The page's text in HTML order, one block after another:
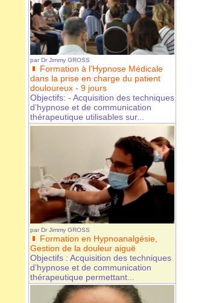
par Dr Jimmy GROSS
Formation à l’Hypnose Médicale
dans la prise en charge du patient
douloureux - 9 jours
Objectifs: - Acquisition des techniques
d’hypnose et de communication
thérapeutique utilisables sur...
par Dr Jimmy GROSS
Formation en Hypnoanalgésie,
Gestion de la douleur aiguë
Objectifs : Acquisition des techniques
d’hypnose et de communication
thérapeutique permettant...